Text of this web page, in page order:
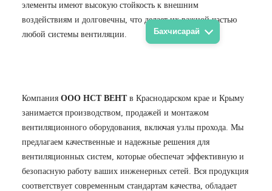
Бахчисарай
элементы имеют высокую стойкость к внешним
воздействиям и долговечны, что делает их важной частью
любой системы вентиляции.
Компания ООО НСТ ВЕНТв Краснодарском крае и Крыму
занимается производством, продажей и монтажом
вентиляционного оборудования, включая узлы прохода. Мы
предлагаем качественные и надежные решения для
вентиляционных систем, которые обеспечат эффективную и
безопасную работу ваших инженерных сетей. Вся продукция
соответствует современным стандартам качества, обладает